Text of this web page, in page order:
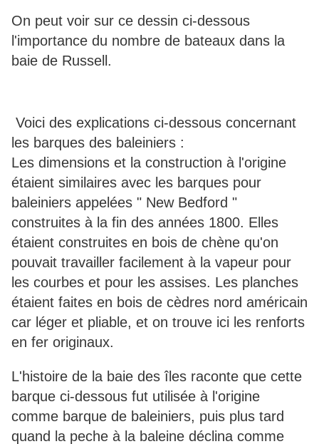
On peut voir sur ce dessin ci-dessous
l'importance du nombre de bateaux dans la
baie de Russell.
Voici des explications ci-dessous concernant
les barques des baleiniers :
Les dimensions et la construction à l'origine
étaient similaires avec les barques pour
baleiniers appelées " New Bedford "
construites à la fin des années 1800. Elles
étaient construites en bois de chène qu'on
pouvait travailler facilement à la vapeur pour
les courbes et pour les assises. Les planches
étaient faites en bois de cèdres nord américain
car léger et pliable, et on trouve ici les renforts
en fer originaux.
L'histoire de la baie des îles raconte que cette
barque ci-dessous fut utilisée à l'origine
comme barque de baleiniers, puis plus tard
quand la peche à la baleine déclina comme